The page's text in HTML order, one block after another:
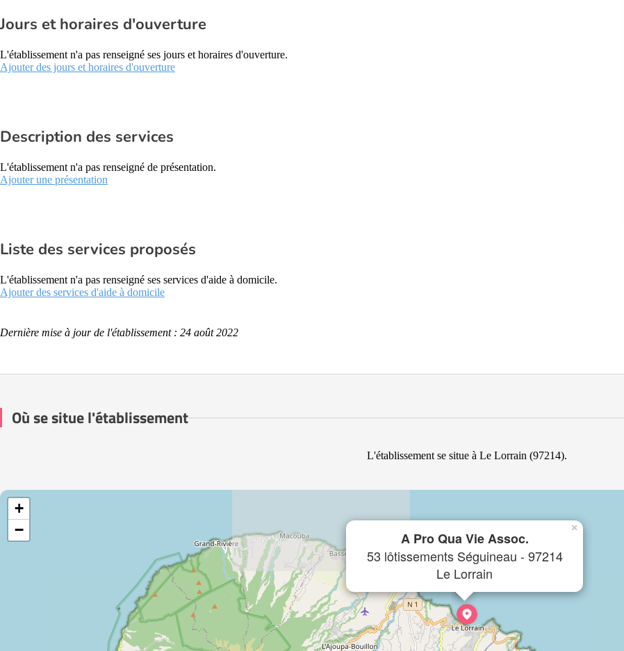
Jours et horaires d'ouverture
L'établissement n'a pas renseigné ses jours et horaires d'ouverture.
Ajouter des jours et horaires d'ouverture
Description des services
L'établissement n'a pas renseigné de présentation.
Ajouter une présentation
Liste des services proposés
L'établissement n'a pas renseigné ses services d'aide à domicile.
Ajouter des services d'aide à domicile
Dernière mise à jour de l'établissement : 24 août 2022
Où se situe l'établissement
L'établissement se situe à Le Lorrain (97214).
A Pro Qua Vie Assoc.
53 lôtissements Séguineau - 97214
Le Lorrain
×
+
−